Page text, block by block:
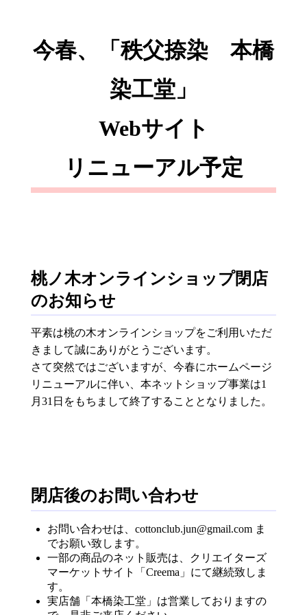
今春、「秩父捺染 本橋
染工堂」
Webサイト
リニューアル予定
桃ノ木オンラインショップ閉店
のお知らせ
平素は桃の木オンラインショップをご利用いただ
きまして誠にありがとうございます。
さて突然ではございますが、今春にホームページ
リニューアルに伴い、本ネットショップ事業は1
月31日をもちまして終了することとなりました。
閉店後のお問い合わせ
お問い合わせは、cottonclub.jun@gmail.com ま
でお願い致します。
一部の商品のネット販売は、クリエイターズ
マーケットサイト「Creema」にて継続致しま
す。
実店舗「本橋染工堂」は営業しておりますの